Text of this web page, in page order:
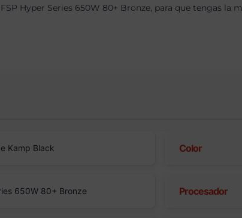
Hyper Series 650W 80+ Bronze, para que tengas la
Kamp Black Color
650W 80+ Bronze Procesador